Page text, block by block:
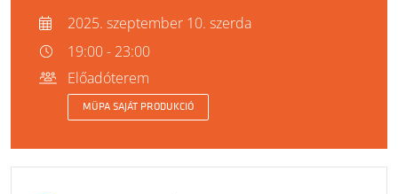
2025. szeptember 10. szerda
19:00 - 23:00
Előadóterem
MÜPA SAJÁT PRODUKCIÓ